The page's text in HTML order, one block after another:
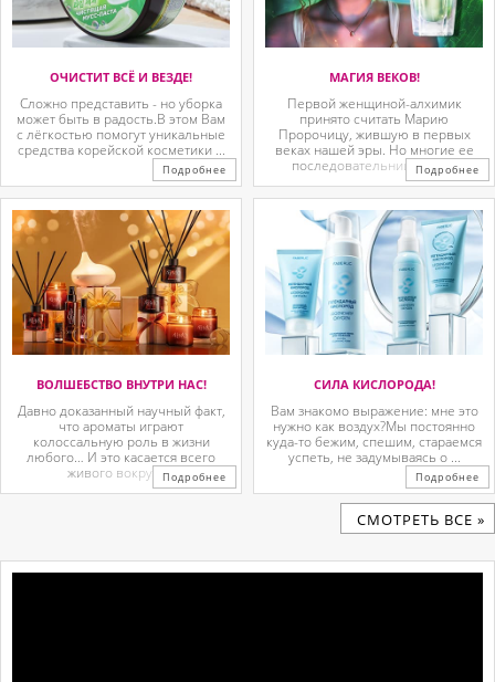
ОЧИСТИТ ВСЁ И ВЕЗДЕ!
Сложно представить - но уборка
может быть в радость.В этом Вам
с лёгкостью помогут уникальные
средства корейской косметики ...
Подробнее
МАГИЯ ВЕКОВ!
Первой женщиной-алхимик
принято считать Марию
Пророчицу, жившую в первых
веках нашей эры. Но многие ее
последовательницы так ...
Подробнее
ВОЛШЕБСТВО ВНУТРИ НАС!
Давно доказанный научный факт,
что ароматы играют
колоссальную роль в жизни
любого… И это касается всего
живого вокруг. ...Подробнее
СИЛА КИСЛОРОДА!
Вам знакомо выражение: мне это
нужно как воздух?Мы постоянно
куда-то бежим, спешим, стараемся
успеть, не задумываясь о ...
Подробнее
CМОТРЕТЬ ВСЕ »